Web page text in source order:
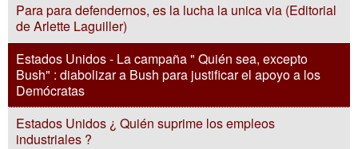
Para para defendernos, es la lucha la unica via (Editorial
de Arlette Laguiller)
Estados Unidos - La campaña " Quién sea, excepto
Bush" : diabolizar a Bush para justificar el apoyo a los
Demócratas
Estados Unidos ¿ Quién suprime los empleos
industriales ?